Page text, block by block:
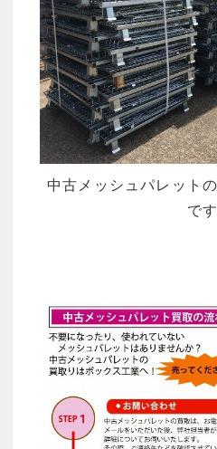
中古メッシュパレット
です